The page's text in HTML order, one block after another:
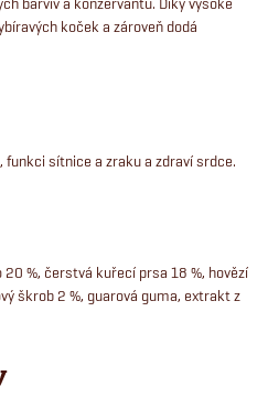
koček a zároveň dodá
sítnice a zraku a zdraví srdce.
%, čerstvá kuřecí prsa 18 %, hovězí
škrob 2 %, guarová guma, extrakt z